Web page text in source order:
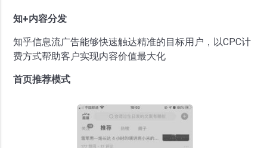
知+内容分发
知乎信息流广告能够快速触达精准的目标用户，以CPC计
费方式帮助客户实现内容价值最大化
首页推荐模式